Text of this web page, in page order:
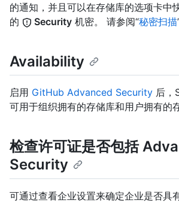
的通知，并且可以在存储库的选项卡中
的
Security 机密。 请参阅“秘密扫描
Availability
启用 GitHub Advanced Security 后，
可用于组织拥有的存储库和用户拥有的
检查许可证是否包括
Security
可通过查看企业设置来确定企业是否具